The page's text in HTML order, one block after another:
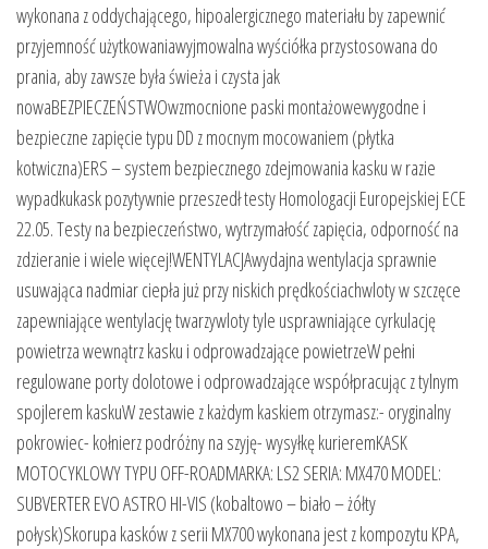
wykonana z oddychającego, hipoalergicznego materiału by zapewnić
przyjemność użytkowaniawyjmowalna wyściółka przystosowana do
prania, aby zawsze była świeża i czysta jak
nowaBEZPIECZEŃSTWOwzmocnione paski montażowewygodne i
bezpieczne zapięcie typu DD z mocnym mocowaniem (płytka
kotwiczna)ERS – system bezpiecznego zdejmowania kasku w razie
wypadkukask pozytywnie przeszedł testy Homologacji Europejskiej ECE
22.05. Testy na bezpieczeństwo, wytrzymałość zapięcia, odporność na
zdzieranie i wiele więcej!WENTYLACJAwydajna wentylacja sprawnie
usuwająca nadmiar ciepła już przy niskich prędkościachwloty w szczęce
zapewniające wentylację twarzywloty tyle usprawniające cyrkulację
powietrza wewnątrz kasku i odprowadzające powietrzeW pełni
regulowane porty dolotowe i odprowadzające współpracując z tylnym
spojlerem kaskuW zestawie z każdym kaskiem otrzymasz:- oryginalny
pokrowiec- kołnierz podróżny na szyję- wysyłkę kurieremKASK
MOTOCYKLOWY TYPU OFF-ROADMARKA: LS2 SERIA: MX470 MODEL:
SUBVERTER EVO ASTRO HI-VIS (kobaltowo – biało – żółty
połysk)Skorupa kasków z serii MX700 wykonana jest z kompozytu KPA,